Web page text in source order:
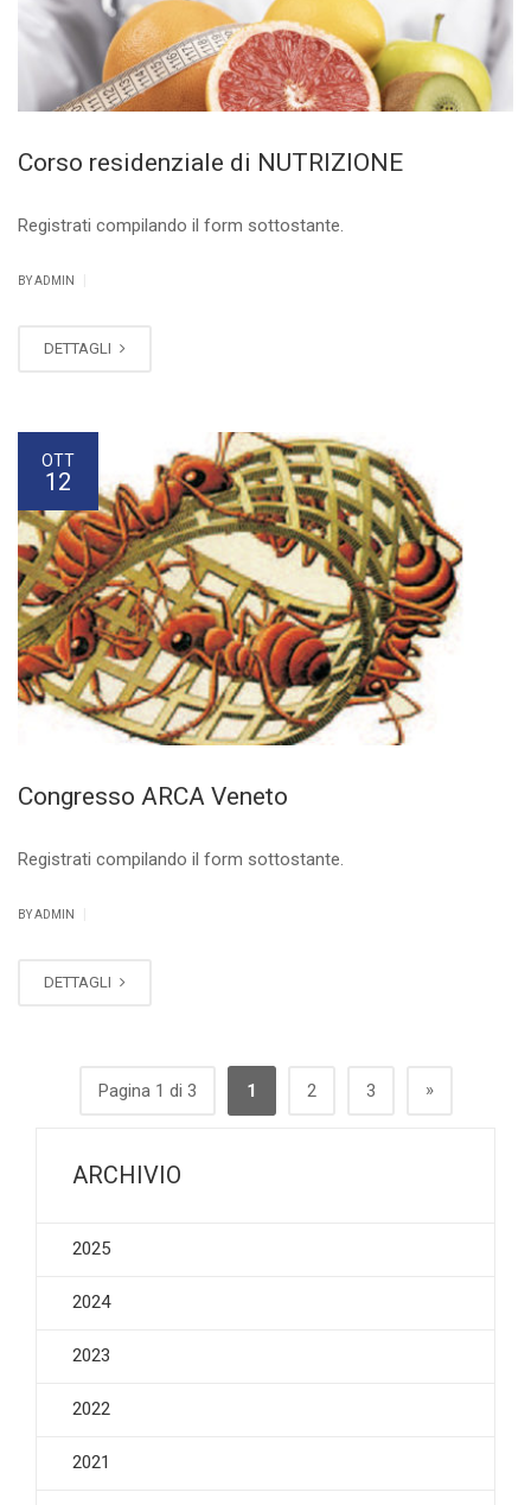
Corso residenziale di NUTRIZIONE
Registrati compilando il form sottostante.
BY ADMIN
DETTAGLI
OTT
12
Congresso ARCA Veneto
Registrati compilando il form sottostante.
BY ADMIN
DETTAGLI
Pagina 1 di 3 1 2 3 »
ARCHIVIO
2025
2024
2023
2022
2021